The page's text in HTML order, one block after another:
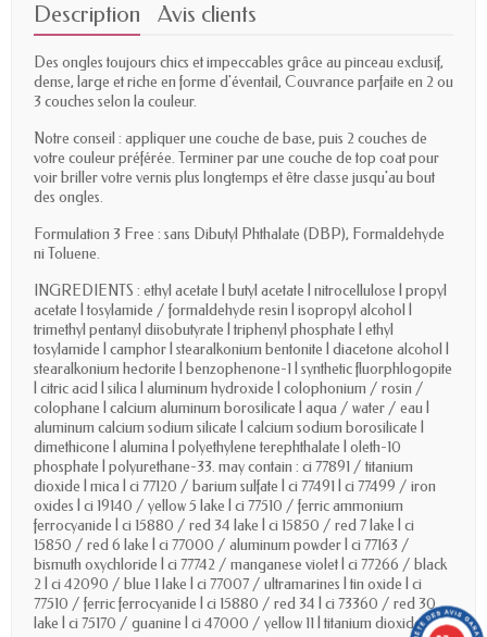
Description Avis clients
Des ongles toujours chics et impeccables grâce au pinceau exclusif,
dense, large et riche en forme d'éventail, Couvrance parfaite en 2 ou
3 couches selon la couleur.
Notre conseil : appliquer une couche de base, puis 2 couches de
votre couleur préférée. Terminer par une couche de top coat pour
voir briller votre vernis plus longtemps et être classe jusqu'au bout
des ongles.
Formulation 3 Free : sans Dibutyl Phthalate (DBP), Formaldehyde
ni Toluene.
INGREDIENTS : ethyl acetate | butyl acetate | nitrocellulose | propyl
acetate | tosylamide / formaldehyde resin | isopropyl alcohol |
trimethyl pentanyl diisobutyrate | triphenyl phosphate | ethyl
tosylamide | camphor | stearalkonium bentonite | diacetone alcohol |
stearalkonium hectorite | benzophenone-1 | synthetic fluorphlogopite
| citric acid | silica | aluminum hydroxide | colophonium / rosin /
colophane | calcium aluminum borosilicate | aqua / water / eau |
aluminum calcium sodium silicate | calcium sodium borosilicate |
dimethicone | alumina | polyethylene terephthalate | oleth-10
phosphate | polyurethane-33. may contain : ci 77891 / titanium
dioxide | mica | ci 77120 / barium sulfate | ci 77491 | ci 77499 / iron
oxides | ci 19140 / yellow 5 lake | ci 77510 / ferric ammonium
ferrocyanide | ci 15880 / red 34 lake | ci 15850 / red 7 lake | ci
15850 / red 6 lake | ci 77000 / aluminum powder | ci 77163 /
bismuth oxychloride | ci 77742 / manganese violet | ci 77266 / black
2 | ci 42090 / blue 1 lake | ci 77007 / ultramarines | tin oxide | ci
77510 / ferric ferrocyanide | ci 15880 / red 34 | ci 73360 / red 30
lake | ci 75170 / guanine | ci 47000 / yellow 11 | titanium dioxide.